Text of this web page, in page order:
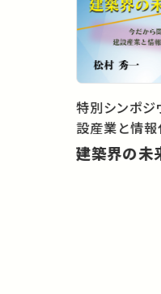
特別シンポジ
設産業と情報
建築界の未